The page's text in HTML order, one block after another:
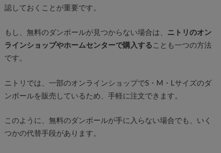
認しておくことが重要です。
もし、無料のダンボールが見つからない場合は、 ニトリのオン
ラインショップやホームセンターで購入する ことも一つの方法
です。
ニトリでは、一部のオンラインショップでS・M・Lサイズのダ
ンボールを販売しているため、手軽に注文できます。
このように、無料のダンボールが手に入らない場合でも、いく
つかの代替手段があります。